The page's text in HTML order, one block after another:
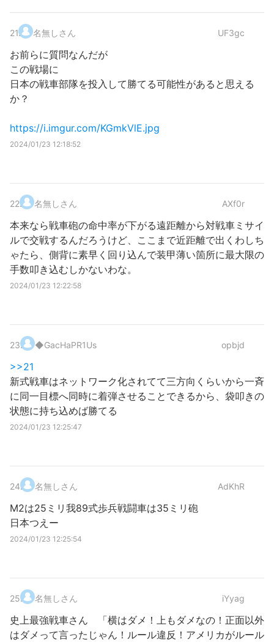
21. 名無しさん UF3gc
お前らに質問なんだが
この戦場に
日本の戦車部隊を投入して勝てる可能性があると思える
か？
https://i.imgur.com/KGmkVlE.jpg
2024/01/23 12:18:52
22. 名無しさん AXf0r
本来なら戦車砲の命中率が下がる遠距離から対戦車ミサイ
ルで交戦するんだろうけど、ここまで近距離で出くわしち
ゃたら、側背に素早く回り込んで装甲薄い箇所に最大限の
手数叩き込むしかないわな。
2024/01/23 12:22:58
23. ◆GacHaPR1Us opbjd
>>21
新式戦車はネットワーク化されてて三方向くらいから一斉
に同一目標へ同時に着弾させることできるから、袋叩きの
状態に持ち込めば勝てる
2024/01/23 12:25:47
24. 名無しさん AdKhR
M2は25ミリ我89式歩兵戦闘車は35ミリ砲
日本つえー
2024/01/23 12:25:54
25. 名無しさん iYyag
史上最強戦車さん 「横はダメ！上もダメなの！正面以外
はダメって言ったじゃん！ルール違反！アメリカがルール